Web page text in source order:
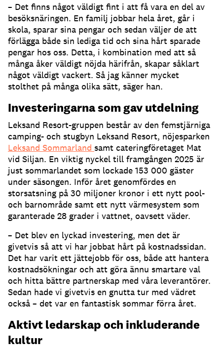
– Det finns något väldigt fint i att få vara en del av
besöksnäringen. En familj jobbar hela året, går i
skola, sparar sina pengar och sedan väljer de att
förlägga både sin lediga tid och sina hårt sparade
pengar hos oss. Detta, i kombination med att så
många åker väldigt nöjda härifrån, skapar såklart
något väldigt vackert. Så jag känner mycket
stolthet på många olika sätt, säger han.
Investeringarna som gav utdelning
Leksand Resort-gruppen består av den femstjärniga
camping- och stugbyn Leksand Resort, nöjesparken
Leksand Sommarland samt cateringföretaget Mat
vid Siljan. En viktig nyckel till framgången 2025 är
just sommarlandet som lockade 153 000 gäster
under säsongen. Inför året genomfördes en
storsatsning på 30 miljoner kronor i ett nytt pool-
och barnområde samt ett nytt värmesystem som
garanterade 28 grader i vattnet, oavsett väder.
– Det blev en lyckad investering, men det är
givetvis så att vi har jobbat hårt på kostnadssidan.
Det har varit ett jättejobb för oss, både att hantera
kostnadsökningar och att göra ännu smartare val
och hitta bättre partnerskap med våra leverantörer.
Sedan hade vi givetvis en gnutta tur med vädret
också – det var en fantastisk sommar förra året.
Aktivt ledarskap och inkluderande
kultur